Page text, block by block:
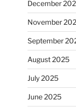
December
November
September
August 2025
July 2025
June 2025